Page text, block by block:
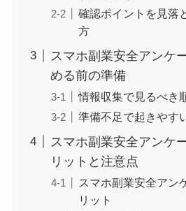
確認ポイントを見落
方
スマホ副業安全アンケ
める前の準備
情報収集で見るべき
準備不足で起きやす
スマホ副業安全アンケ
リットと注意点
スマホ副業安全アン
リット